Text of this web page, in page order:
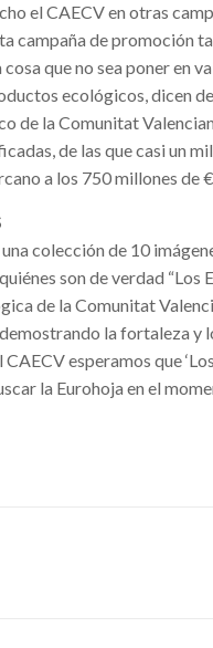
el CAECV en otras
campaña de promoción
que no sea poner en
ecológicos, dicen
de la Comunitat
de las que casi un
a los 750 millones de
una colección de 10
son de verdad “Los
de la Comunitat
la fortaleza
CAECV esperamos que
la Eurohoja en el